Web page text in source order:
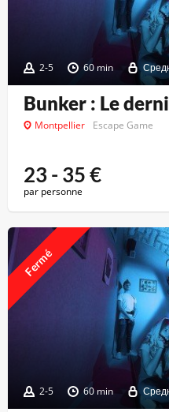
2-5 60 min
Bunker : Le
Montpellier Escape Game
23 - 35€
par personne
2-5 60 min
Fermé